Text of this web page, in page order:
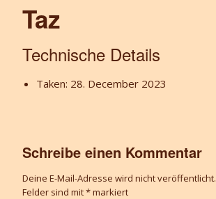
Taz
Technische Details
Taken: 28. December 2023
Schreibe einen Kommentar
Deine E-Mail-Adresse wird nicht veröffentlicht.
Felder sind mit*markiert